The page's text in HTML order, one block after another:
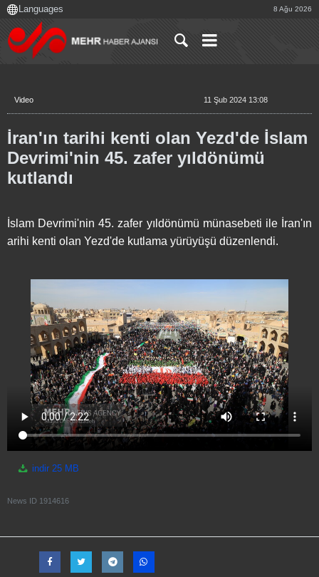
8 Ağu 2026
Video 11 Şub 2024 13:08
İran'ın tarihi kenti olan Yezd'de İslam
Devrimi'nin 45. zafer yıldönümü
kutlandı
İslam Devrimi'nin 45. zafer yıldönümü münasebeti ile İran'ın
arihi kenti olan Yezd'de kutlama yürüyüşü düzenlendi.
indir 25 MB
News ID 1914616